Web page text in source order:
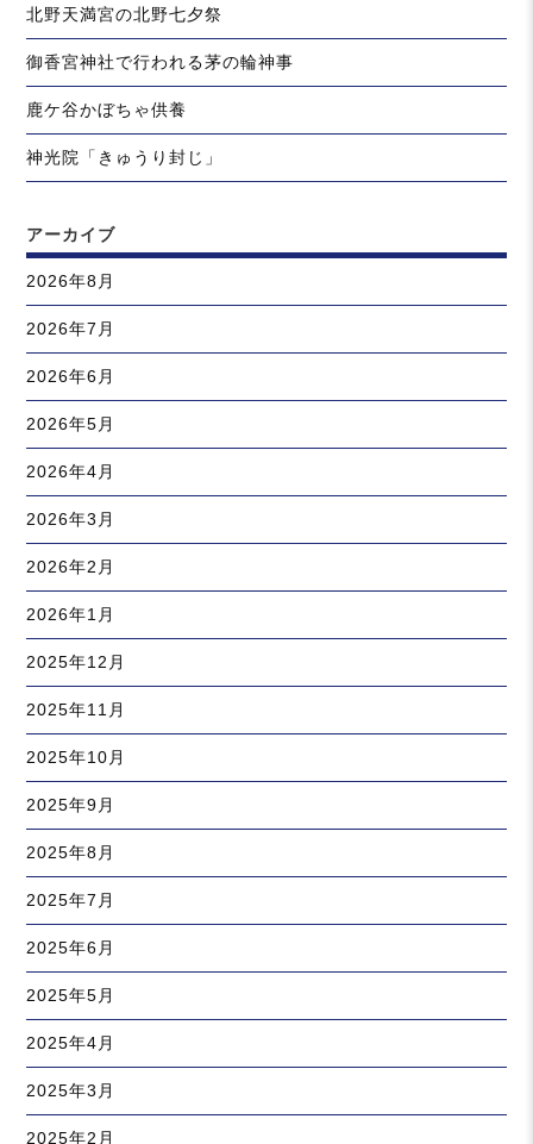
北野天満宮の北野七夕祭
御香宮神社で行われる茅の輪神事
鹿ケ谷かぼちゃ供養
神光院「きゅうり封じ」
アーカイブ
2026年8月
2026年7月
2026年6月
2026年5月
2026年4月
2026年3月
2026年2月
2026年1月
2025年12月
2025年11月
2025年10月
2025年9月
2025年8月
2025年7月
2025年6月
2025年5月
2025年4月
2025年3月
2025年2月